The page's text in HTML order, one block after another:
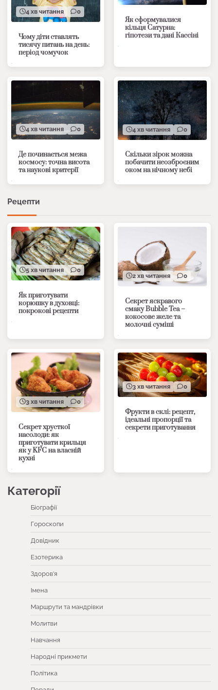
4 хв читання 0
Чому діти ставлять
тисячу питань на день:
період чомучок
Як сформувалися
кільця Сатурна:
гіпотези та дані Кассіні
4 хв читання 0
Де починається межа
космосу: точна висота
та наукові критерії
4 хв читання 0
Скільки зірок можна
побачити неозброєним
оком на нічному небі
Рецепти
5 хв читання 0
Як приготувати
корюшку в духовці:
покрокові рецепти
2 хв читання 0
Секрет яскравого
смаку Bubble Tea –
кокосове желе та
молочні суміші
3 хв читання 0
Секрет хрусткої
насолоди: як
приготувати крильця
як у KFC на власній
кухні
3 хв читання 0
Фрукти в склі: рецепт,
ідеальні пропорції та
секрети приготування
Категорії
Біографії
Гороскопи
Довідник
Езотерика
Здоров’я
Імена
Маршрути та мандрівки
Молитви
Навчання
Народні прикмети
Політика